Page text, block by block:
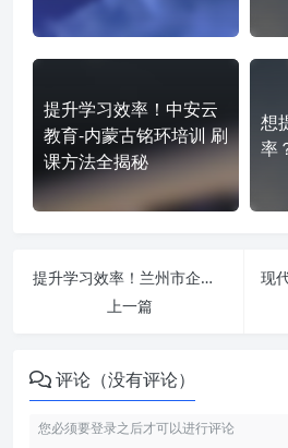
提升学习效率！中安云
教育-内蒙古铭环培训 刷
课方法全揭秘
想
率
提升学习效率！兰州市企事业单位继续教育培训平台 https://gp.chinahrt.com/index.html#/lzzjLogin 刷课方法全揭秘
上一篇
评论（没有评论）